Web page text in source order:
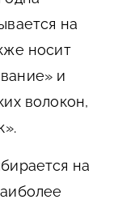
на
носит
и
волокон,
на